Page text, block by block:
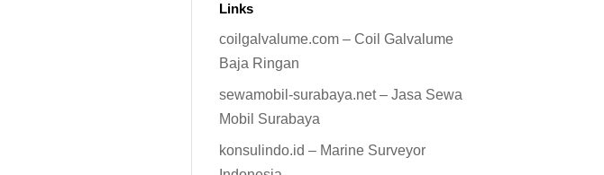
Links
coilgalvalume.com – Coil Galvalume
Baja Ringan
sewamobil-surabaya.net – Jasa Sewa
Mobil Surabaya
konsulindo.id – Marine Surveyor